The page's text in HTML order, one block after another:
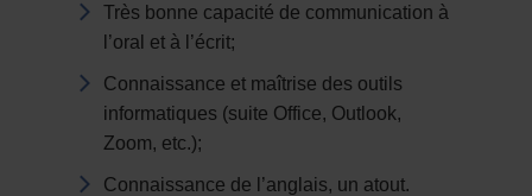
Très bonne capacité de communication à
l’oral et à l’écrit;
Connaissance et maîtrise des outils
informatiques (suite Office, Outlook,
Zoom, etc.);
Connaissance de l’anglais, un atout.